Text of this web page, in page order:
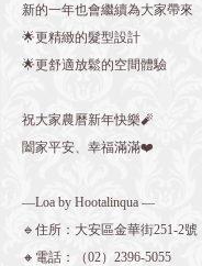
新的一年也會繼續為大家帶來
🌟更精緻的髮型設計
🌟更舒適放鬆的空間體驗
祝大家農曆新年快樂🧨
闔家平安、幸福滿滿❤️
—Loa by Hootalinqua —
🔹住所：大安區金華街251-2號
🔸電話：（02）2396-5055